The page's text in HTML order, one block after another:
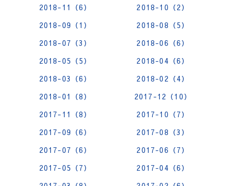
2018-11（6）
2018-10（2）
2018-09（1）
2018-08（5）
2018-07（3）
2018-06（6）
2018-05（5）
2018-04（6）
2018-03（6）
2018-02（4）
2018-01（8）
2017-12（10）
2017-11（8）
2017-10（7）
2017-09（6）
2017-08（3）
2017-07（6）
2017-06（7）
2017-05（7）
2017-04（6）